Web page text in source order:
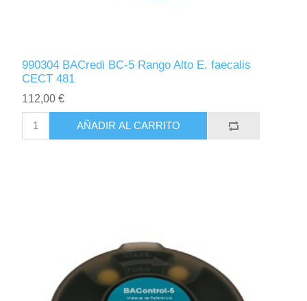
990304 BACredi BC-5 Rango Alto E. faecalis
CECT 481
112,00 €
AÑADIR AL CARRITO